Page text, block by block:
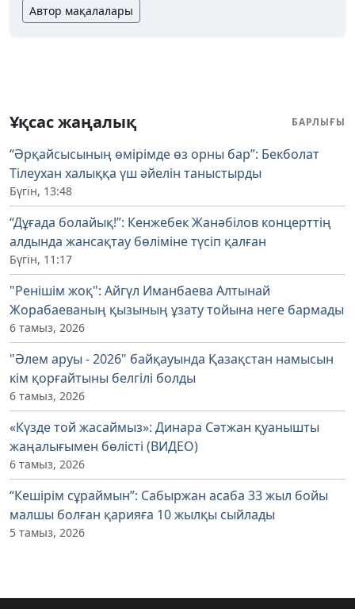
Автор мақалалары
Ұқсас жаңалық БАРЛЫҒЫ
“Әрқайсысының өмірімде өз орны бар”: Бекболат
Тілеухан халыққа үш әйелін таныстырды
Бүгін, 13:48
“Дұғада болайық!”: Кенжебек Жанәбілов концерттің
алдында жансақтау бөліміне түсіп қалған
Бүгін, 11:17
"Ренішім жоқ": Айгүл Иманбаева Алтынай
Жорабаеваның қызының ұзату тойына неге бармады
6 тамыз, 2026
"Әлем аруы - 2026" байқауында Қазақстан намысын
кім қорғайтыны белгілі болды
6 тамыз, 2026
«Күзде той жасаймыз»: Динара Сәтжан қуанышты
жаңалығымен бөлісті (ВИДЕО)
6 тамыз, 2026
“Кешірім сұраймын”: Сабыржан асаба 33 жыл бойы
малшы болған қарияға 10 жылқы сыйлады
5 тамыз, 2026